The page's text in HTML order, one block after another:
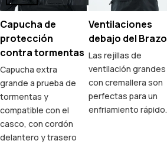
Capucha de
protección
contra tormentas
Capucha extra
grande a prueba de
tormentas y
compatible con el
casco, con cordón
delantero y trasero
Ventilaciones
debajo del Brazo
Las rejillas de
ventilación grandes
con cremallera son
perfectas para un
enfriamiento rápido.